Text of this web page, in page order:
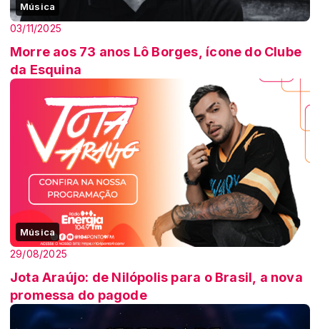
Música
03/11/2025
Morre aos 73 anos Lô Borges, ícone do Clube
da Esquina
Música
29/08/2025
Jota Araújo: de Nilópolis para o Brasil, a nova
promessa do pagode